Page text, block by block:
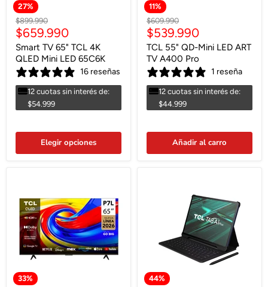
27%
Precio
original
$899.990
Precio
actual
$659.990
Smart TV 65" TCL 4K
QLED Mini LED 65C6K
16 reseñas
12 cuotas sin interés de:
$54.999
Elegir opciones
11%
Precio
original
$609.990
Precio
actual
$539.990
TCL 55" QD-Mini LED ART
TV A400 Pro
1 reseña
12 cuotas sin interés de:
$44.999
Añadir al carro
33%
44%